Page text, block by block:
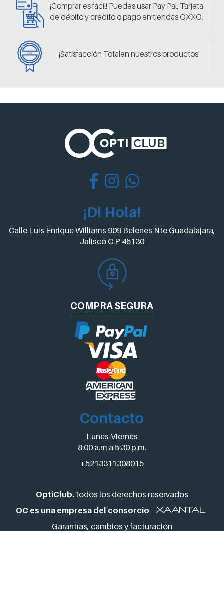
¡Comprar es fácil! Puedes usar Pay Pal, Tarjeta
de débito y crédito o pago en tiendas OXXO.
¡Satisfacción Totalen nuestros productos!
¡Di Hola!
Calle Luis Enrique Williams 909 Belenes Nte Guadalajara,
Jalisco C.P 45130
COMPRASEGURA
Contacto
Lunes-Viernes
8:00 a.m a 5:30 p.m.
+5213311308015
OptiClub.Todos los derechos reservados
OC es una empresa del consorcio
Garantías, cambios y facturación